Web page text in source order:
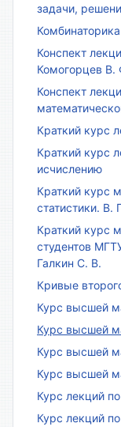
задачи,
Комбинаторика
Конспект
Комогорцев В.
Конспект
Краткий курс
Краткий курс
исчислению
Краткий курс
статистики. В.
Краткий курс
студентов
Галкин С. В.
Кривые
Курс высшей
Курс высшей
Курс высшей
Курс высшей
Курс лекций
Курс лекций